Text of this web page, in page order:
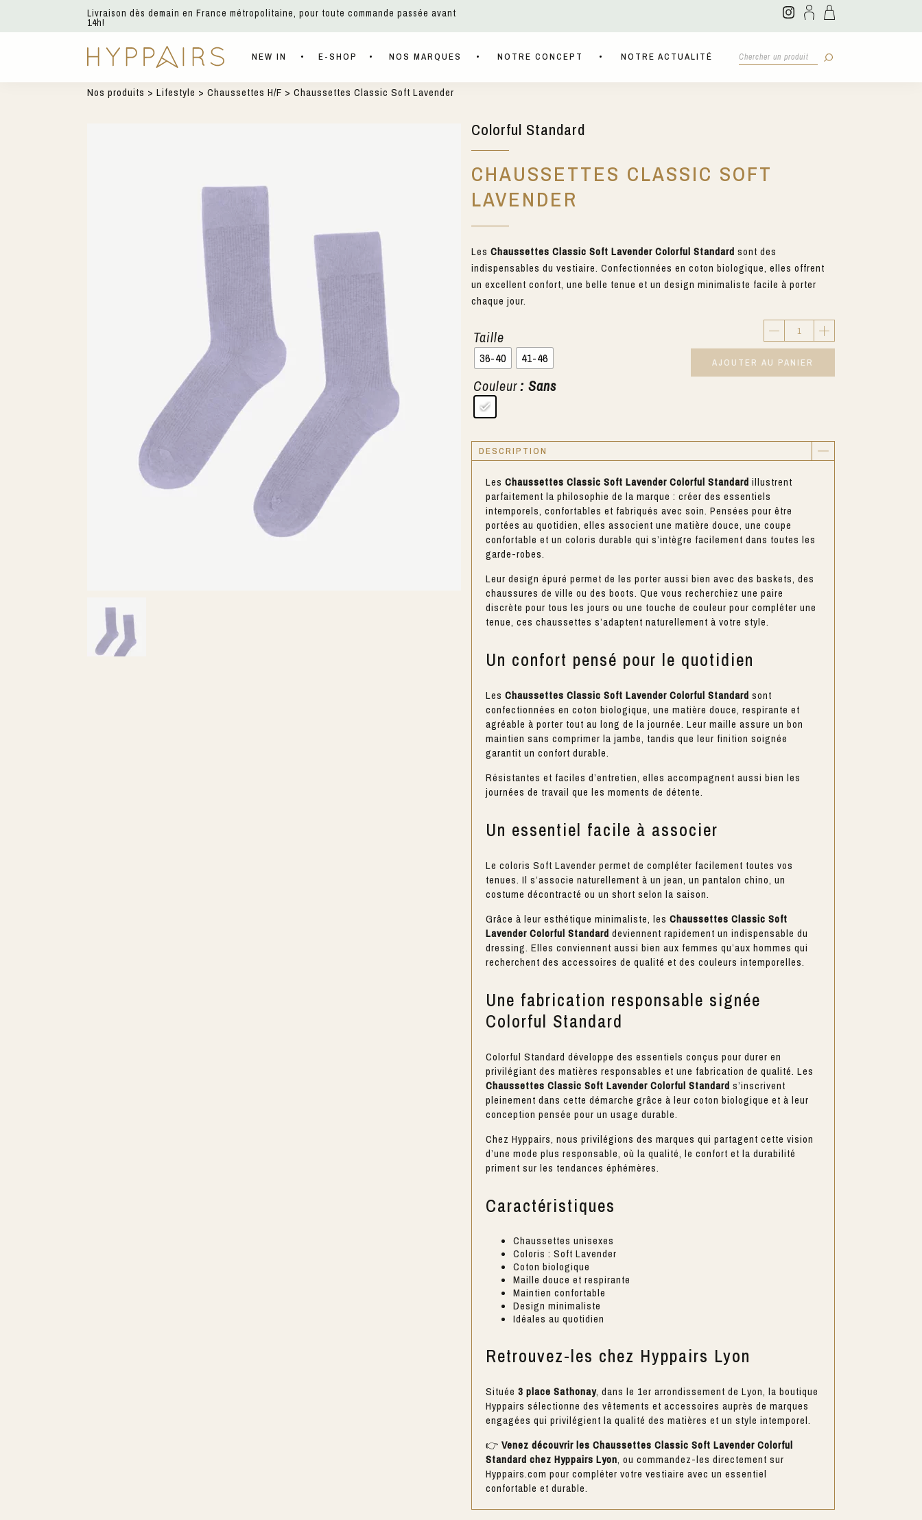
Livraison dès demain en France métropolitaine, pour toute commande passée avant
14h!
NEW IN E-SHOP NOS MARQUES NOTRE CONCEPT NOTRE ACTUALITÉ
Nos produits > Lifestyle > Chaussettes H/F > Chaussettes Classic Soft Lavender
Colorful Standard
CHAUSSETTES CLASSIC SOFT
LAVENDER
Les Chaussettes Classic Soft Lavender Colorful Standard sont des
indispensables du vestiaire. Confectionnées en coton biologique, elles offrent
un excellent confort, une belle tenue et un design minimaliste facile à porter
chaque jour.
Taille
36-40 41-46
Couleur: Sans
AJOUTER AU PANIER
DESCRIPTION
Les Chaussettes Classic Soft Lavender Colorful Standard illustrent
parfaitement la philosophie de la marque : créer des essentiels
intemporels, confortables et fabriqués avec soin. Pensées pour être
portées au quotidien, elles associent une matière douce, une coupe
confortable et un coloris durable qui s’intègre facilement dans toutes les
garde-robes.
Leur design épuré permet de les porter aussi bien avec des baskets, des
chaussures de ville ou des boots. Que vous recherchiez une paire
discrète pour tous les jours ou une touche de couleur pour compléter une
tenue, ces chaussettes s’adaptent naturellement à votre style.
Un confort pensé pour le quotidien
Les Chaussettes Classic Soft Lavender Colorful Standard sont
confectionnées en coton biologique, une matière douce, respirante et
agréable à porter tout au long de la journée. Leur maille assure un bon
maintien sans comprimer la jambe, tandis que leur finition soignée
garantit un confort durable.
Résistantes et faciles d’entretien, elles accompagnent aussi bien les
journées de travail que les moments de détente.
Un essentiel facile à associer
Le coloris Soft Lavender permet de compléter facilement toutes vos
tenues. Il s’associe naturellement à un jean, un pantalon chino, un
costume décontracté ou un short selon la saison.
Grâce à leur esthétique minimaliste, les Chaussettes Classic Soft
Lavender Colorful Standard deviennent rapidement un indispensable du
dressing. Elles conviennent aussi bien aux femmes qu’aux hommes qui
recherchent des accessoires de qualité et des couleurs intemporelles.
Une fabrication responsable signée
Colorful Standard
Colorful Standard développe des essentiels conçus pour durer en
privilégiant des matières responsables et une fabrication de qualité. Les
Chaussettes Classic Soft Lavender Colorful Standard s’inscrivent
pleinement dans cette démarche grâce à leur coton biologique et à leur
conception pensée pour un usage durable.
Chez Hyppairs, nous privilégions des marques qui partagent cette vision
d’une mode plus responsable, où la qualité, le confort et la durabilité
priment sur les tendances éphémères.
Caractéristiques
Chaussettes unisexes
Coloris : Soft Lavender
Coton biologique
Maille douce et respirante
Maintien confortable
Design minimaliste
Idéales au quotidien
Retrouvez-les chez Hyppairs Lyon
Située 3 place Sathonay, dans le 1er arrondissement de Lyon, la boutique
Hyppairs sélectionne des vêtements et accessoires auprès de marques
engagées qui privilégient la qualité des matières et un style intemporel.
👉 Venez découvrir les Chaussettes Classic Soft Lavender Colorful
Standard chez Hyppairs Lyon, ou commandez-les directement sur
Hyppairs.com pour compléter votre vestiaire avec un essentiel
confortable et durable.